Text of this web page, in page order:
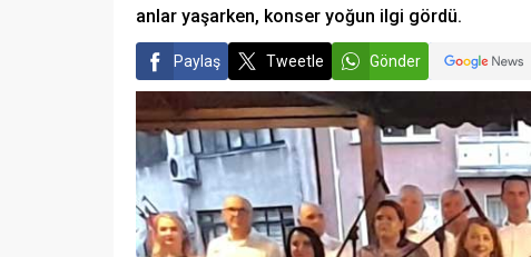
anlar yaşarken, konser yoğun ilgi gördü.
Paylaş Tweetle Gönder